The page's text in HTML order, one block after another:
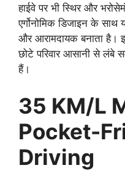
हाईवे पर भी स्थिर और
एर्गोनोमिक डिजाइन के
और आरामदायक बनाता है।
छोटे परिवार आसानी से
हैं।
35 KM/L
Pocket-
Driving